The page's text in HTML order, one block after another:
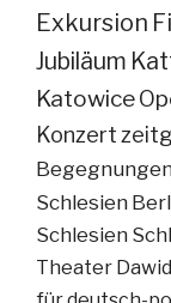
Exkursion
Jubiläum
Katowice
Konzert
Schlesien
Schlesien
Theater